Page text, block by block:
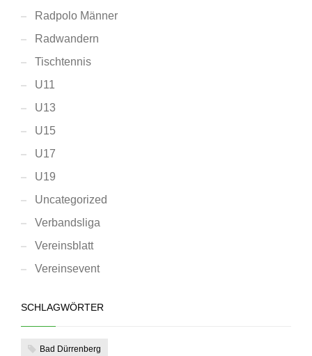
Radpolo Männer
Radwandern
Tischtennis
U11
U13
U15
U17
U19
Uncategorized
Verbandsliga
Vereinsblatt
Vereinsevent
SCHLAGWÖRTER
Bad Dürrenberg